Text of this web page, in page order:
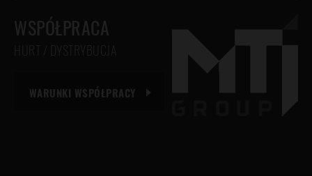
WSPÓŁPRACA
HURT / DYSTRYBUCJA
WARUNKI WSPÓŁPRACY